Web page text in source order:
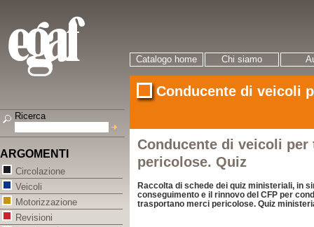
Catalogo home Chi siamo
Conducente di veicoli
Conducente di veicoli
pericolose. Quiz
Raccolta di schede dei quiz ministeriali, in
conseguimento e il rinnovo del CFP per
trasportano merci pericolose. Quiz
Ricerca
ARGOMENTI
Circolazione
Veicoli
Motorizzazione
Revisioni